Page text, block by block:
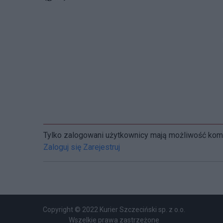
Tylko zalogowani użytkownicy mają możliwość
Zaloguj się Zarejestruj
Copyright © 2022 Kurier Szczeciński sp. z o.o.
Wszelkie prawa zastrzeżone